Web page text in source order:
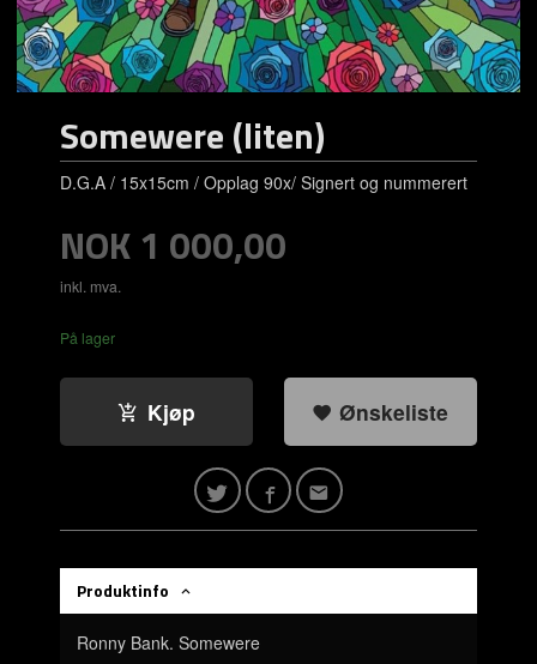
Somewere (liten)
D.G.A / 15x15cm / Opplag 90x/ Signert og nummerert
Pris
NOK 1 000,00
inkl. mva.
På lager
Kjøp Ønskeliste
Produktinfo
Ronny Bank. Somewere